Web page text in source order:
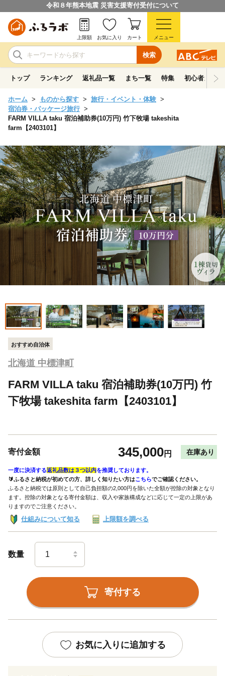
令和８年熊本地震 災害支援寄付受付について
検索
上限額 お気に入り カート メニュー
トップ ランキング 返礼品一覧 まち一覧 特集 初心者ガイド
ホーム ものから探す
旅行・イベント・体験
宿泊券・パッケージ旅行
FARM VILLA taku 宿泊補助券(10万円) 竹下牧場 takeshita
farm【2403101】
おすすめ自治体
北海道 中標津町
FARM VILLA taku 宿泊補助券(10万円) 竹
下牧場 takeshita farm【2403101】
寄付金額 345,000円 在庫あり
一度に決済する返礼品数は３つ以内を推奨しております。
🔰ふるさと納税が初めての方、詳しく知りたい方はこちらでご確認ください。
ふるさと納税では原則として自己負担額の2,000円を除いた全額が控除の対象となり
ます。控除の対象となる寄付金額は、収入や家族構成などに応じて一定の上限があ
りますのでご注意ください。
仕組みについて知る 上限額を調べる
数量
寄付する
お気に入りに追加する